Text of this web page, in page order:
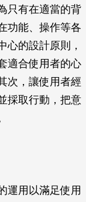
只有在適當的背
功能、操作等各
心的設計原則，
適合使用者的心
次，讓使用者經
採取行動，把意
運用以滿足使用